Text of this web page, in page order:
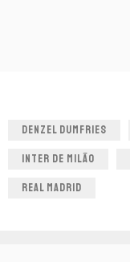
DENZEL DUMFRIES
INTER DE MILÃO
REAL MADRID